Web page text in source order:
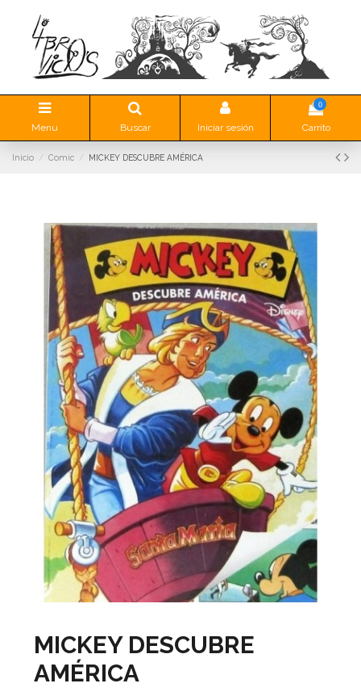
Menu Buscar Iniciar sesión
0
Carrito
Inicio Comic MICKEY DESCUBRE AMÉRICA
MICKEY DESCUBRE
AMÉRICA